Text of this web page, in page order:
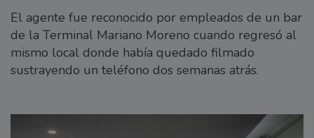
El agente fue reconocido por empleados de un bar
de la Terminal Mariano Moreno cuando regresó al
mismo local donde había quedado filmado
sustrayendo un teléfono dos semanas atrás.